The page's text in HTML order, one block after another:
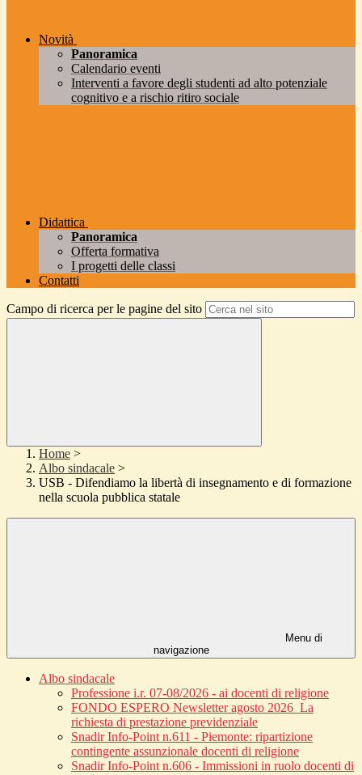
Novità
Panoramica
Calendario eventi
Interventi a favore degli studenti ad alto potenziale
cognitivo e a rischio ritiro sociale
Didattica
Panoramica
Offerta formativa
I progetti delle classi
Contatti
Campo di ricerca per le pagine del sito
Home >
Albo sindacale >
USB - Difendiamo la libertà di insegnamento e di formazione
nella scuola pubblica statale
Menu di
navigazione
Albo sindacale
Professione i.r. 07-08/2026 - ai docenti di religione
FONDO ESPERO Newsletter agosto 2026_La
richiesta di prestazione previdenziale
Snadir Info-Point n.611 - Piemonte: ripartizione
contingente assunzionale docenti di religione
Snadir Info-Point n.606 - Immissioni in ruolo docenti di